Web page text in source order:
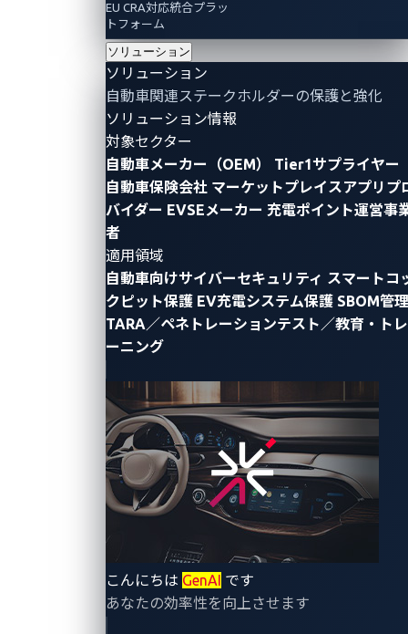
EU CRA対応統合プラッ
トフォーム
ソリューション
ソリューション
自動車関連ステークホルダーの保護と強化
ソリューション情報
対象セクター
自動車メーカー（OEM）
Tier1サプライヤー
自動車保険会社 マーケットプレイスアプリプ
バイダー EVSEメーカー 充電ポイント運営事
者
適用領域
自動車向けサイバーセキュリティ スマートコ
クピット保護 EV充電システム保護 SBOM管理
TARA／ペネトレーションテスト／教育・トレ
ーニング
こんにちは GenAI です
あなたの効率性を向上させます
By Paul Pajares (Senior Threat Researcher,
Automotive)
フリート管理（車両管理）は、効率を高め、コストを
削減する上で、現代のビジネス運営に不可欠です。 物
流、公共交通機関、緊急サービスなどの業界では、こ
れらのシステムに依存することで、タイムリーで信頼
性の高いサービス提供を確保しています。 車両管理を
合理化することで、企業は効率を高めるだけでなく、
規制へのコンプライアンスを維持し、車両のライフサ
イクル管理を最適化することができます。
マティクスを利用して速度、位置、燃料やバッテリー
の消費量、ルート、運転パターン、機器の使用状況な
どのデータをリアルタイムで収集します。例えば、
GPS追跡は、運輸会社が職員と業務車両の安全を確保
し、より円滑な運送業務の遂行に貢献します。
しかし、業務上の利点があるにもかかわらず、車両管
理システムにはセキュリティ上の脆弱性があります。
本記事では、これらのシステムにおける認証の問題
が、機密性の高いテレマティクスデータへの不正アク